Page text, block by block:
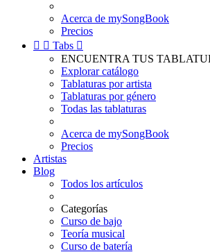
Acerca de mySongBook
Precios
  Tabs 
ENCUENTRA TUS
Explorar catálogo
Tablaturas por artista
Tablaturas por género
Todas las tablaturas
Acerca de mySongBook
Precios
Artistas
Blog
Todos los artículos
Categorías
Curso de bajo
Teoría musical
Curso de batería